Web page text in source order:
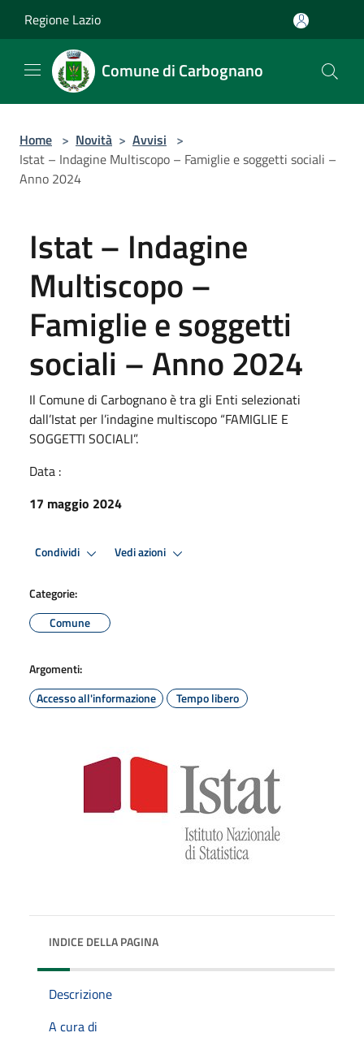
Regione Lazio
Comune di Carbognano
Home > Novità > Avvisi >
Istat – Indagine Multiscopo – Famiglie e soggetti sociali –
Anno 2024
Istat – Indagine
Multiscopo –
Famiglie e soggetti
sociali – Anno 2024
Il Comune di Carbognano è tra gli Enti selezionati
dall’Istat per l’indagine multiscopo “FAMIGLIE E
SOGGETTI SOCIALI”.
Data :
17 maggio 2024
Condividi Vedi azioni
Categorie:
Comune
Argomenti:
Accesso all'informazione
Tempo libero
INDICE DELLA PAGINA
Descrizione
A cura di